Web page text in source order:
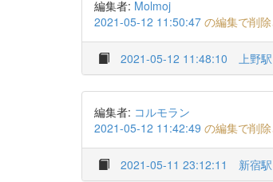
編集者: Molmoj
2021-05-12 11:50:47 の編集で削
2021-05-12 11:48:10 上野駅
編集者: コルモラン
2021-05-12 11:42:49 の編集で削
2021-05-11 23:12:11 新宿駅